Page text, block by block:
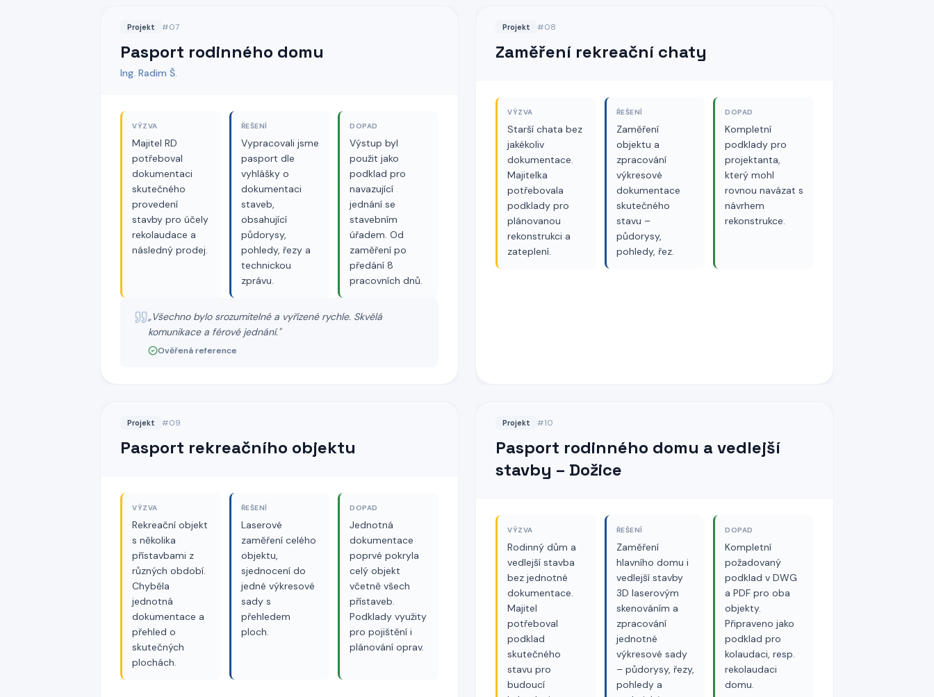
Projekt #07
Pasport rodinného domu
Ing. Radim Š.
VÝZVA
Majitel RD
potřeboval
dokumentaci
skutečného
provedení
stavby pro účely
rekolaudace a
následný prodej.
ŘEŠENÍ
Vypracovali jsme
pasport dle
vyhlášky o
dokumentaci
staveb,
obsahující
půdorysy,
pohledy, řezy a
technickou
zprávu.
DOPAD
Výstup byl
použit jako
podklad pro
navazující
jednání se
stavebním
úřadem. Od
zaměření po
předání 8
pracovních dnů.
„Všechno bylo srozumitelné a vyřízené rychle. Skvělá
komunikace a férové jednání."
Ověřená reference
Projekt #08
Zaměření rekreační chaty
VÝZVA
Starší chata bez
jakékoliv
dokumentace.
Majitelka
potřebovala
podklady pro
plánovanou
rekonstrukci a
zateplení.
ŘEŠENÍ
Zaměření
objektu a
zpracování
výkresové
dokumentace
skutečného
stavu –
půdorysy,
pohledy, řez.
DOPAD
Kompletní
podklady pro
projektanta,
který mohl
rovnou navázat s
návrhem
rekonstrukce.
Projekt #09
Pasport rekreačního objektu
VÝZVA
Rekreační objekt
s několika
přístavbami z
různých období.
Chyběla
jednotná
dokumentace a
přehled o
skutečných
plochách.
ŘEŠENÍ
Laserové
zaměření celého
objektu,
sjednocení do
jedné výkresové
sady s
přehledem
ploch.
DOPAD
Jednotná
dokumentace
poprvé pokryla
celý objekt
včetně všech
přístaveb.
Podklady využity
pro pojištění i
plánování oprav.
Projekt #10
Pasport rodinného domu a vedlejší
stavby – Dožice
VÝZVA
Rodinný dům a
vedlejší stavba
bez jednotné
dokumentace.
Majitel
potřeboval
podklad
skutečného
stavu pro
budoucí
ŘEŠENÍ
Zaměření
hlavního domu i
vedlejší stavby
3D laserovým
skenováním a
zpracování
jednotné
výkresové sady
– půdorysy, řezy,
pohledy a
DOPAD
Kompletní
požadovaný
podklad v DWG
a PDF pro oba
objekty.
Připraveno jako
podklad pro
kolaudaci, resp.
rekolaudaci
domu.